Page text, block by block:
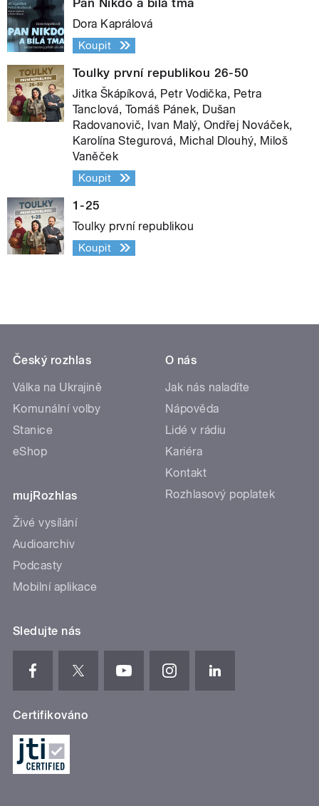
Dora Kaprálová
Koupit
Toulky první republikou 26-50
Jitka Škápíková, Petr Vodička, Petra
Tanclová, Tomáš Pánek, Dušan
Radovanovič, Ivan Malý, Ondřej Nováček,
Karolína Stegurová, Michal Dlouhý, Miloš
Vaněček
Koupit
1-25
Toulky první republikou
Koupit
Český rozhlas
Válka na Ukrajině
Komunální volby
Stanice
eShop
mujRozhlas
Živé vysílání
Audioarchiv
Podcasty
Mobilní aplikace
O nás
Jak nás naladíte
Nápověda
Lidé v rádiu
Kariéra
Kontakt
Rozhlasový poplatek
Sledujte nás
Certifikováno